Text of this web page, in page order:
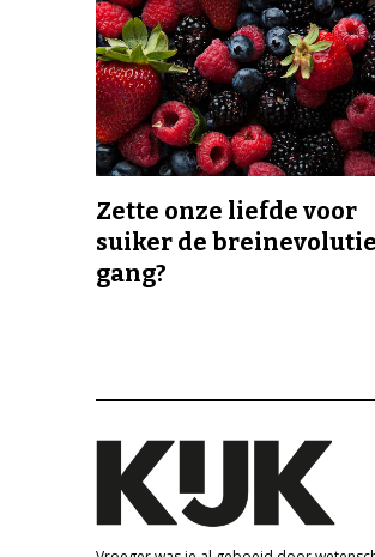
Zette onze liefde voor
suiker de
gang?